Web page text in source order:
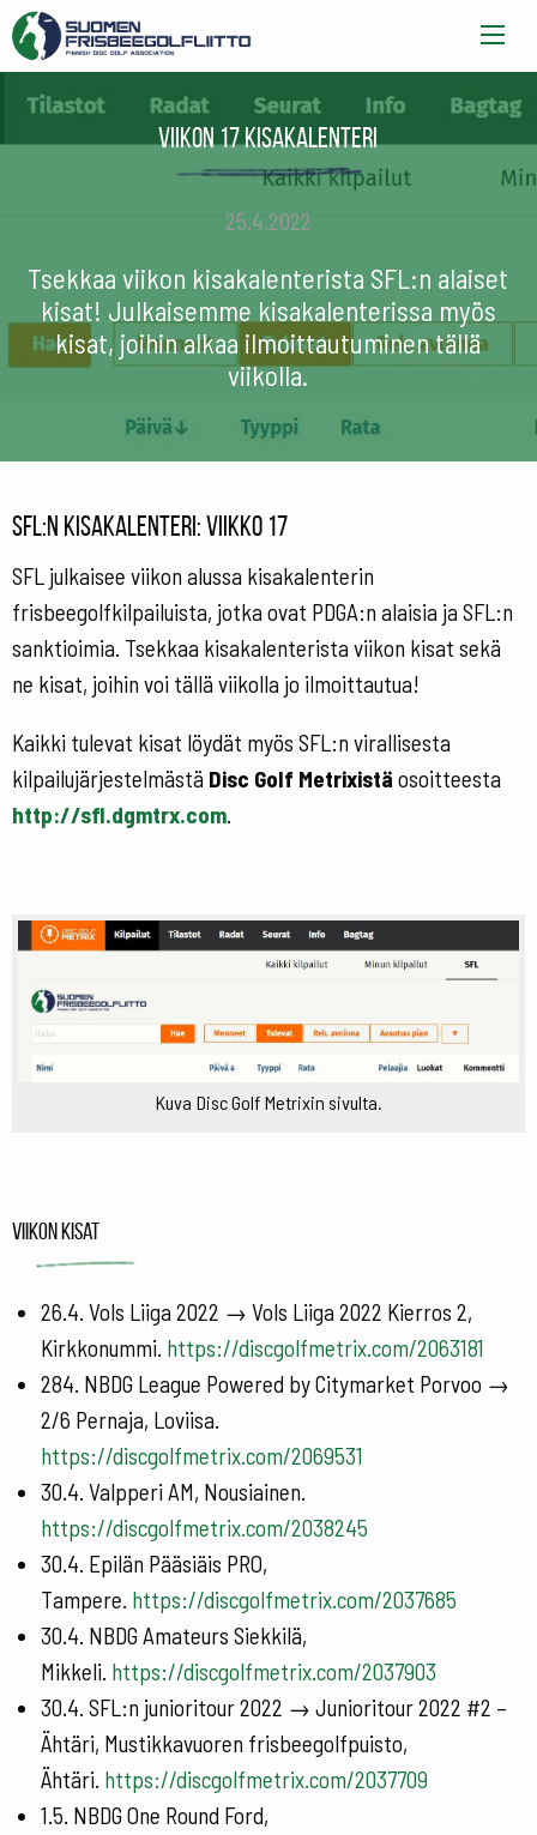
Viikon 17 kisakalenteri
25.4.2022
Tsekkaa viikon kisakalenterista SFL:n alaiset
kisat! Julkaisemme kisakalenterissa myös
kisat, joihin alkaa ilmoittautuminen tällä
viikolla.
SFL:n kisakalenteri: viikko 17
SFL julkaisee viikon alussa kisakalenterin
frisbeegolfkilpailuista, jotka ovat PDGA:n alaisia ja SFL:n
sanktioimia. Tsekkaa kisakalenterista viikon kisat sekä
ne kisat, joihin voi tällä viikolla jo ilmoittautua!
Kaikki tulevat kisat löydät myös SFL:n virallisesta
kilpailujärjestelmästä Disc Golf Metrixistä osoitteesta
http://sfl.dgmtrx.com.
Kuva Disc Golf Metrixin sivulta.
Viikon kisat
26.4. Vols Liiga 2022 → Vols Liiga 2022 Kierros 2,
Kirkkonummi. https://discgolfmetrix.com/2063181
284. NBDG League Powered by Citymarket Porvoo →
2/6 Pernaja, Loviisa.
https://discgolfmetrix.com/2069531
30.4. Valpperi AM, Nousiainen.
https://discgolfmetrix.com/2038245
30.4. Epilän Pääsiäis PRO,
Tampere. https://discgolfmetrix.com/2037685
30.4. NBDG Amateurs Siekkilä,
Mikkeli. https://discgolfmetrix.com/2037903
30.4. SFL:n junioritour 2022 → Junioritour 2022 #2 –
Ähtäri, Mustikkavuoren frisbeegolfpuisto,
Ähtäri. https://discgolfmetrix.com/2037709
1.5. NBDG One Round Ford,